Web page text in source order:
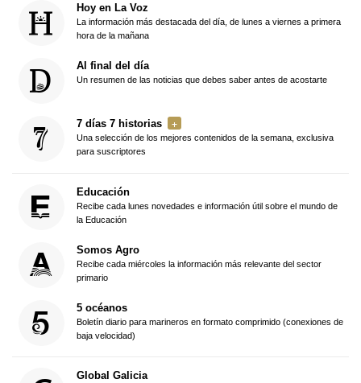
Hoy en La Voz
La información más destacada del día, de lunes a viernes a primera
hora de la mañana
Al final del día
Un resumen de las noticias que debes saber antes de acostarte
7 días 7 historias
Una selección de los mejores contenidos de la semana, exclusiva
para suscriptores
Educación
Recibe cada lunes novedades e información útil sobre el mundo de
la Educación
Somos Agro
Recibe cada miércoles la información más relevante del sector
primario
5 océanos
Boletín diario para marineros en formato comprimido (conexiones de
baja velocidad)
Global Galicia